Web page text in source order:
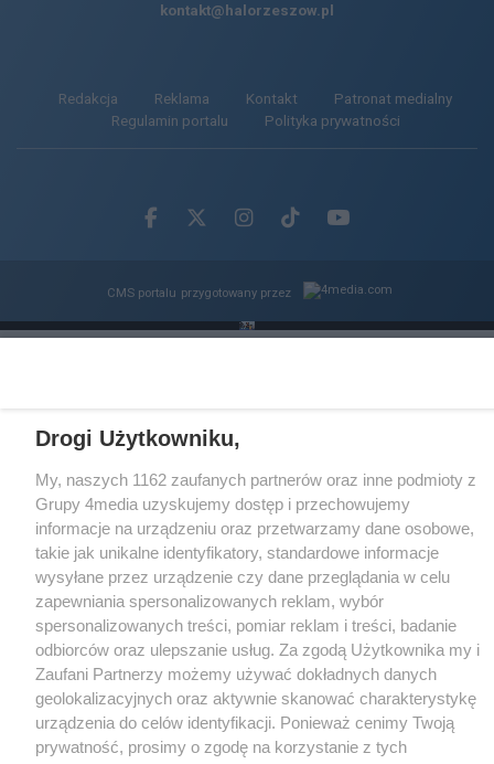
kontakt@halorzeszow.pl
Redakcja Reklama Kontakt
Patronat medialny
Regulamin portalu
Polityka prywatności
Facebook.com
X.comInstagram.com
Tiktok.comYoutube.com
CMS portalu przygotowany przez
43.93%
Drogi Użytkowniku,
My, naszych 1162 zaufanych partnerów oraz inne podmioty z
Grupy 4media uzyskujemy dostęp i przechowujemy
informacje na urządzeniu oraz przetwarzamy dane osobowe,
takie jak unikalne identyfikatory, standardowe informacje
wysyłane przez urządzenie czy dane przeglądania w celu
zapewniania spersonalizowanych reklam, wybór
spersonalizowanych treści, pomiar reklam i treści, badanie
odbiorców oraz ulepszanie usług. Za zgodą Użytkownika my i
Zaufani Partnerzy możemy używać dokładnych danych
geolokalizacyjnych oraz aktywnie skanować charakterystykę
urządzenia do celów identyfikacji. Ponieważ cenimy Twoją
prywatność, prosimy o zgodę na korzystanie z tych